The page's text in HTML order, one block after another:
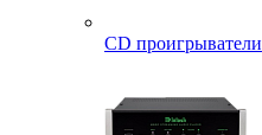
CD проигрыватели